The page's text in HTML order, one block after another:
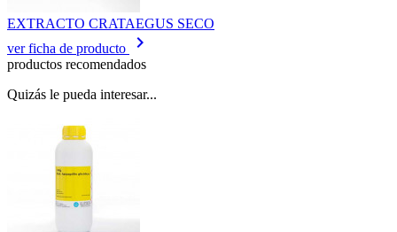
EXTRACTO CRATAEGUS SECO
ver ficha de producto
keyboard_arrow_right
productos recomendados
Quizás le pueda interesar...